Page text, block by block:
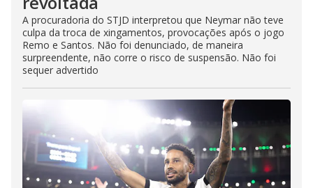
A procuradoria do STJD interpretou que Neymar não teve
culpa da troca de xingamentos, provocações após o jogo
Remo e Santos. Não foi denunciado, de maneira
surpreendente, não corre o risco de suspensão. Não foi
sequer advertido